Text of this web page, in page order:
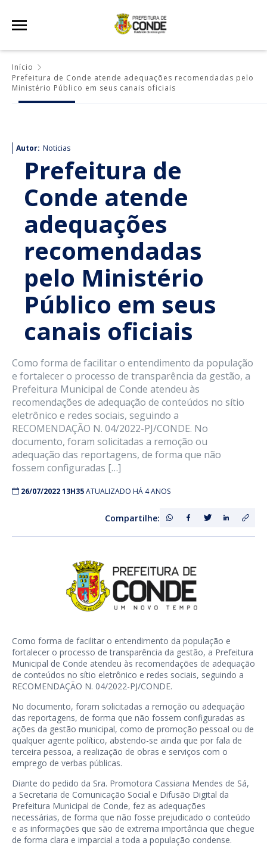
Início
Prefeitura de Conde atende adequações recomendadas pelo
Ministério Público em seus canais oficiais
Autor: Noticias
Prefeitura de
Conde atende
adequações
recomendadas
pelo Ministério
Público em seus
canais oficiais
Como forma de facilitar o entendimento da população
e fortalecer o processo de transparência da gestão, a
Prefeitura Municipal de Conde atendeu às
recomendações de adequação de conteúdos no sítio
eletrônico e redes sociais, seguindo a
RECOMENDAÇÃO N. 04/2022-PJ/CONDE. No
documento, foram solicitadas a remoção ou
adequação das reportagens, de forma que não
fossem configuradas […]
26/07/2022 13H35ATUALIZADO HÁ 4 ANOS
Compartilhe:
Como forma de facilitar o entendimento da população e
fortalecer o processo de transparência da gestão, a Prefeitura
Municipal de Conde atendeu às recomendações de adequação
de conteúdos no sítio eletrônico e redes sociais, seguindo a
RECOMENDAÇÃO N. 04/2022-PJ/CONDE.
No documento, foram solicitadas a remoção ou adequação
das reportagens, de forma que não fossem configuradas as
ações da gestão municipal, como de promoção pessoal ou de
qualquer agente político, abstendo-se ainda que por fala de
terceira pessoa, a realização de obras e serviços com o
emprego de verbas públicas.
Diante do pedido da Sra. Promotora Cassiana Mendes de Sá,
a Secretaria de Comunicação Social e Difusão Digital da
Prefeitura Municipal de Conde, fez as adequações
necessárias, de forma que não fosse prejudicado o conteúdo
e as informações que são de extrema importância que chegue
de forma clara e imparcial a toda a população condense.